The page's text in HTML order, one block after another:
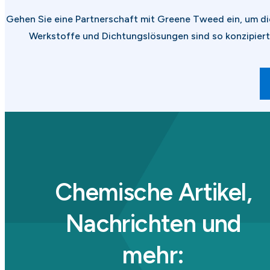
Gehen Sie eine Partnerschaft mit Greene Tweed ein, um
Werkstoffe und Dichtungslösungen sind so
Chemische Artikel,
Nachrichten und
mehr: